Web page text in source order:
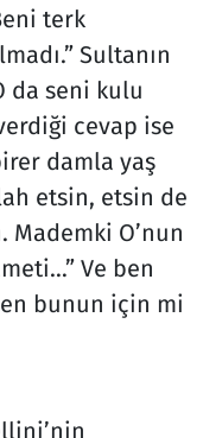
terk
Sultanın
da seni kulu
cevap ise
damla yaş
etsin, etsin de
Mademki O’nun
Ve ben
bunun için mi